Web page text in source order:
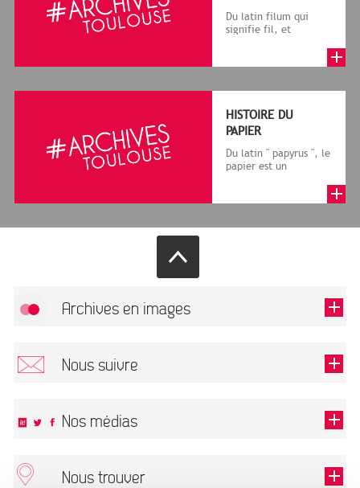
Du latin filum qui
signifie fil, et
le cadre de la f...
HISTOIRE DU
PAPIER
Du latin " papyrus ", le
papier est un
végétales réduite...
Archives en images
Nous suivre
Ce champ est exigé.
Nos médias
Nous trouver